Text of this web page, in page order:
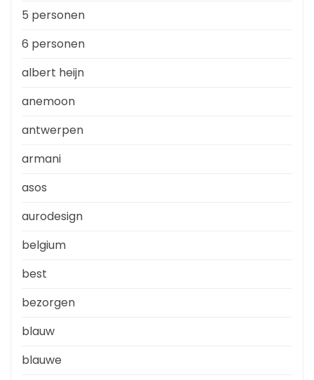
5 personen
6 personen
albert heijn
anemoon
antwerpen
armani
asos
aurodesign
belgium
best
bezorgen
blauw
blauwe